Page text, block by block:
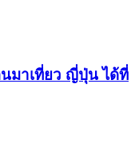
มาเที่ยว ญี่ปุ่น ได้ที่